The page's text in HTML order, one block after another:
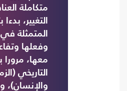
متكاملة
التغيير،
المتمثلة في
وفعلها
معها، مرورا
التاريخي
والإنسان)،